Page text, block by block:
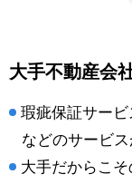
大手不動産会
瑕疵保証サー
などのサービ
大手だからこ